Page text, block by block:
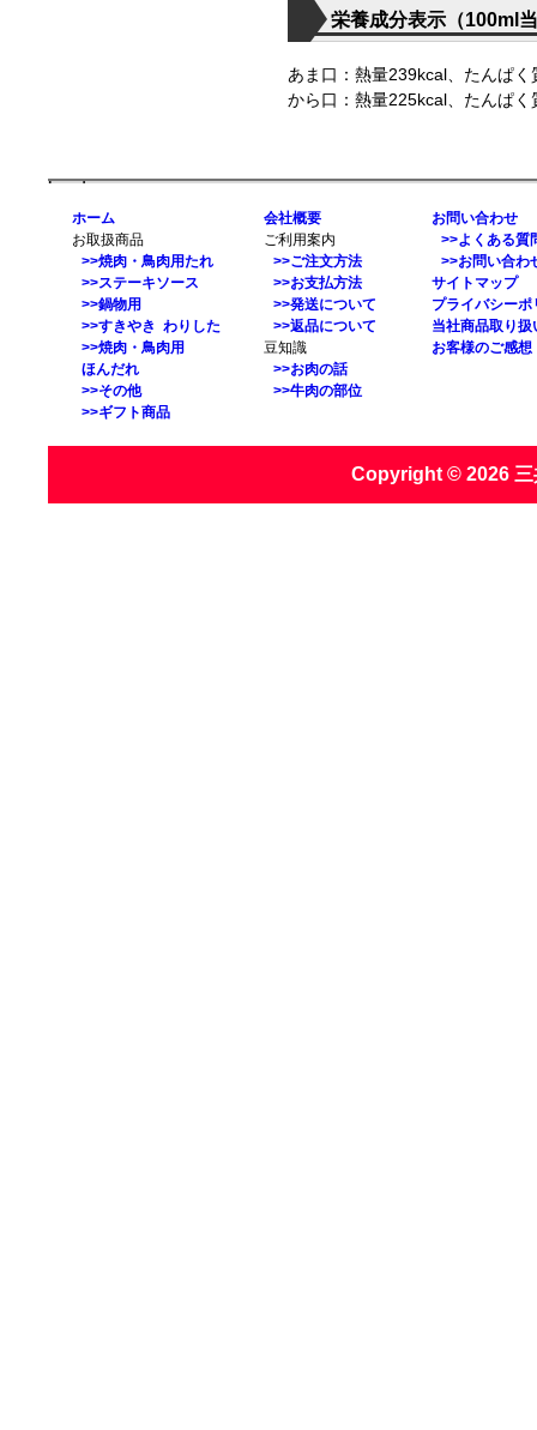
栄養成分表示（100ml
あま口：熱量239kcal、たんぱ
から口：熱量225kcal、たんぱ
border
ホーム
お取扱商品
>>焼肉・鳥肉用たれ
>>ステーキソース
>>鍋物用
>>すきやき わりした
>>焼肉・鳥肉用
ほんだれ
>>その他
>>ギフト商品
会社概要
ご利用案内
>>ご注文方法
>>お支払方法
>>発送について
>>返品について
豆知識
>>お肉の話
>>牛肉の部位
お問い合わせ
>>よくある質
>>お問い合わ
サイトマップ
プライバシーポ
当社商品取り扱
お客様のご感想
Copyright © 2026